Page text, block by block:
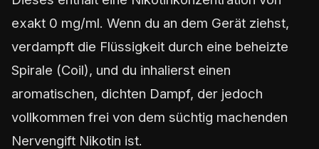
exakt 0 mg/ml. Wenn du an dem Gerät ziehst,
verdampft die Flüssigkeit durch eine beheizte
Spirale (Coil), und du inhalierst einen
aromatischen, dichten Dampf, der jedoch
vollkommen frei von dem süchtig machenden
Nervengift Nikotin ist.